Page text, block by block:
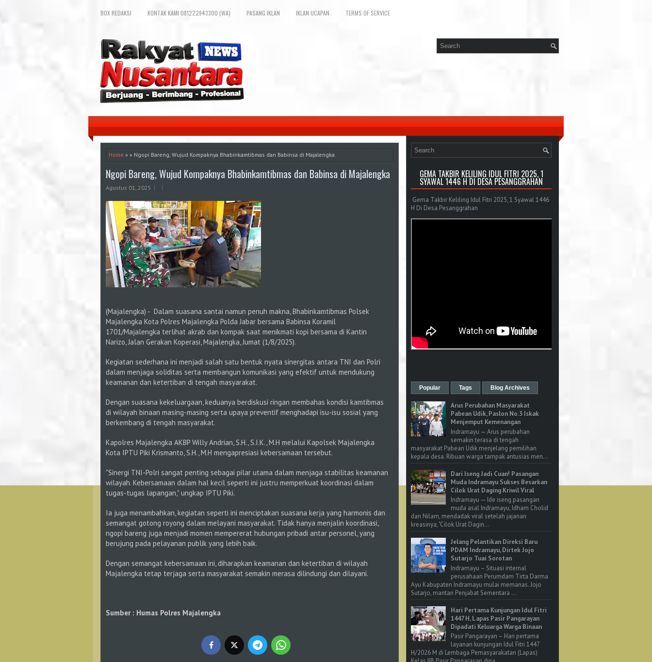
BOX REDAKSI KONTAK KAMI 081222943300 (WA) PASANG IKLAN IKLAN UCAPAN TERMS OF SERVICE
Home » » Ngopi Bareng, Wujud Kompaknya Bhabinkamtibmas dan Babinsa di Majalengka
Ngopi Bareng, Wujud Kompaknya Bhabinkamtibmas dan Babinsa di Majalengka
Agustus 01, 2025
(Majalengka) - Dalam suasana santai namun penuh makna, Bhabinkamtibmas Polsek
Majalengka Kota Polres Majalengka Polda Jabar bersama Babinsa Koramil
1701/Majalengka terlihat akrab dan kompak saat menikmati kopi bersama di Kantin
Narizo, Jalan Gerakan Koperasi, Majalengka, Jumat (1/8/2025).
Kegiatan sederhana ini menjadi salah satu bentuk nyata sinergitas antara TNI dan Polri
dalam menjaga soliditas serta membangun komunikasi yang efektif untuk mendukung
keamanan dan ketertiban di tengah masyarakat.
Dengan suasana kekeluargaan, keduanya berdiskusi ringan membahas kondisi kamtibmas
di wilayah binaan masing-masing serta upaya preventif menghadapi isu-isu sosial yang
berkembang di tengah masyarakat.
Kapolres Majalengka AKBP Willy Andrian, S.H., S.I.K., M.H melalui Kapolsek Majalengka
Kota IPTU Piki Krismanto, S.H., M.H mengapresiasi kebersamaan tersebut.
"Sinergi TNI-Polri sangat penting sebagai pilar utama dalam menjaga stabilitas keamanan
wilayah. Kebersamaan dalam hal kecil seperti ini justru memperkuat koordinasi dalam
tugas-tugas lapangan," ungkap IPTU Piki.
Ia juga menambahkan, kegiatan seperti ini menciptakan suasana kerja yang harmonis dan
semangat gotong royong dalam melayani masyarakat. Tidak hanya menjalin koordinasi,
ngopi bareng juga menjadi momen mempererat hubungan pribadi antar personel, yang
berujung pada pelayanan publik yang lebih baik.
Dengan semangat kebersamaan ini, diharapkan keamanan dan ketertiban di wilayah
Majalengka tetap terjaga serta masyarakat semakin merasa dilindungi dan dilayani.
Sumber : Humas Polres Majalengka
GEMA TAKBIR KELILING IDUL FITRI 2025, 1
SYAWAL 1446 H DI DESA PESANGGRAHAN
Gema Takbir Keliling Idul Fitri 2025, 1 Syawal 1446
H Di Desa Pesanggrahan
Popular Tags Blog Archives
Arus Perubahan Masyarakat
Pabean Udik, Paslon No.3 Iskak
Menjemput Kemenangan
Indramayu — Arus perubahan
semakin terasa di tengah
masyarakat Pabean Udik menjelang pemilihan
kepala desa. Ribuan warga tampak antusias men...
Dari Iseng Jadi Cuan! Pasangan
Muda Indramayu Sukses Besarkan
Cilok Urat Daging Kriwil Viral
Indramayu — Ide iseng pasangan
muda asal Indramayu, Idham Cholid
dan Nilam, mendadak viral setelah jajanan
kreasinya, "Cilok Urat Dagin...
Jelang Pelantikan Direksi Baru
PDAM Indramayu, Dirtek Jojo
Sutarjo Tuai Sorotan
Indramayu – Situasi internal
perusahaan Perumdam Tirta Darma
Ayu Kabupaten Indramayu mulai memanas. Jojo
Sutarjo, mantan Penjabat Sementara ...
Hari Pertama Kunjungan Idul Fitri
1447 H, Lapas Pasir Pangarayan
Dipadati Keluarga Warga Binaan
Pasir Pangarayan – Hari pertama
layanan kunjungan Idul Fitri 1447
H/2026 M di Lembaga Pemasyarakatan (Lapas)